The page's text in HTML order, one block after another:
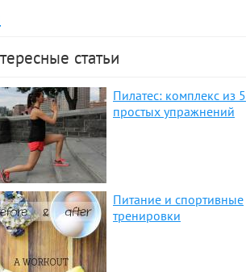
статьи
Пилатес: комплекс из 5
простых упражнений
Питание и спортивные
тренировки